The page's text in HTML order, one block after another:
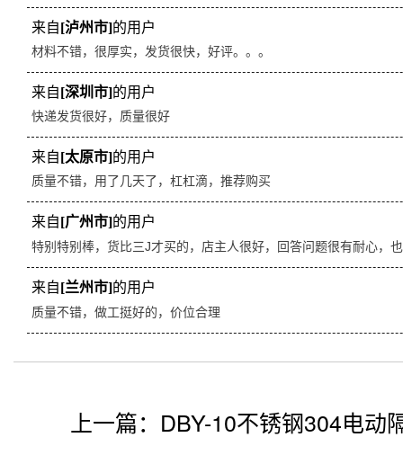
来自[泸州市]的用户
材料不错，很厚实，发货很快，好评。。。
来自[深圳市]的用户
快递发货很好，质量很好
来自[太原市]的用户
质量不错，用了几天了，杠杠滴，推荐购买
来自[广州市]的用户
特别特别棒，货比三J才买的，店主人很好，回答问题很有耐心，
来自[兰州市]的用户
质量不错，做工挺好的，价位合理
上一篇： DBY-10不锈钢304电动